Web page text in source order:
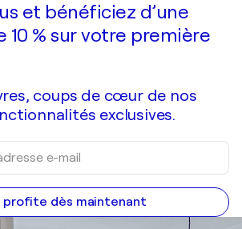
et bénéficiez d’une
10 % sur votre première
coups de cœur de nos
exclusives.
profite dès maintenant